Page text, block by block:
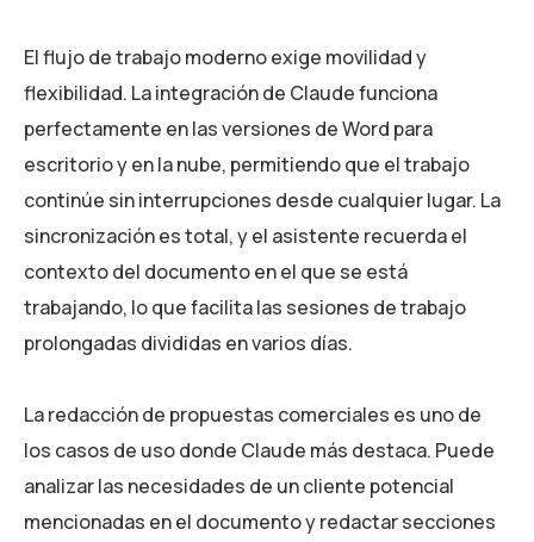
El flujo de trabajo moderno exige movilidad y
flexibilidad. La integración de Claude funciona
perfectamente en las versiones de Word para
escritorio y en la nube, permitiendo que el trabajo
continúe sin interrupciones desde cualquier lugar. La
sincronización es total, y el asistente recuerda el
contexto del documento en el que se está
trabajando, lo que facilita las sesiones de trabajo
prolongadas divididas en varios días.
La redacción de propuestas comerciales es uno de
los casos de uso donde Claude más destaca. Puede
analizar las necesidades de un cliente potencial
mencionadas en el documento y redactar secciones